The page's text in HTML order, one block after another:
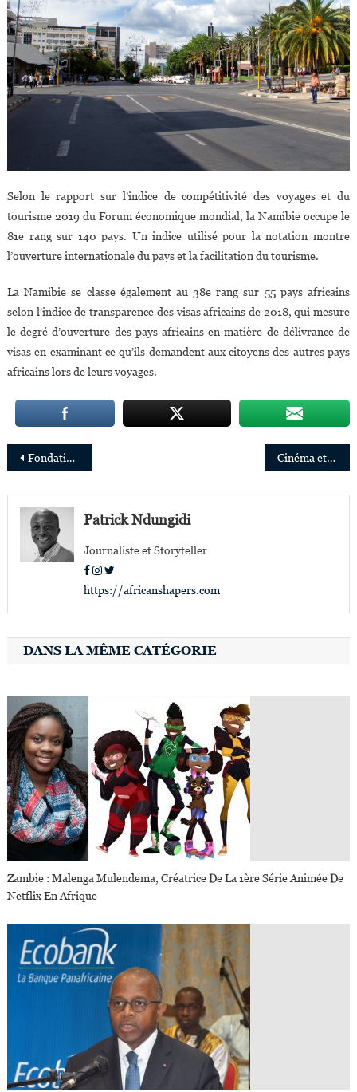
Selon le rapport sur l’indice de compétitivité des voyages et du
tourisme 2019 du Forum économique mondial, la Namibie occupe le
81e rang sur 140 pays. Un indice utilisé pour la notation montre
l’ouverture internationale du pays et la facilitation du tourisme.
La Namibie se classe également au 38e rang sur 55 pays africains
selon l’indice de transparence des visas africains de 2018, qui mesure
le degré d’ouverture des pays africains en matière de délivrance de
visas en examinant ce qu’ils demandent aux citoyens des autres pays
africains lors de leurs voyages.
Navigation
de
l’article
Fondation Bill et Melinda Gates : Aya Chebbi et Grégory Rockson primés Cinéma et télévision:Lupita Nyong’o engagée dans 3 projets sur l’Afrique
Patrick Ndungidi
Journaliste et Storyteller
https://africanshapers.com
DANS LA MÊME CATÉGORIE
Zambie : Malenga Mulendema, Créatrice De La 1ère Série Animée De
Netflix En Afrique